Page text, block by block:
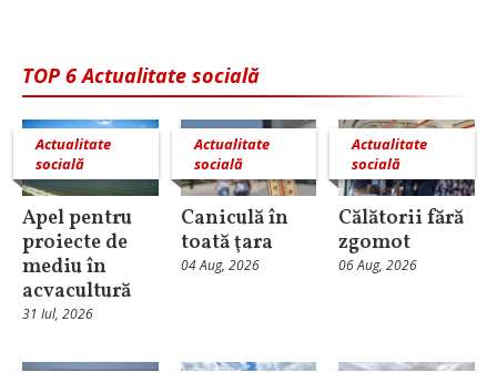
TOP 6 Actualitate socială
Actualitate
socială
Apel pentru
proiecte de
mediu în
acvacultură
31 Iul, 2026
Actualitate
socială
Caniculă în
toată ţara
04 Aug, 2026
Actualitate
socială
Călătorii fără
zgomot
06 Aug, 2026